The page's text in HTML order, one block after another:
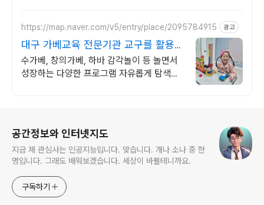
https://map.naver.com/v5/entry/place/2095784915 광고
대구 가베교육 전문기관 교구를 활용한
감각놀이 기관
수가베, 창의가베, 하바 감각놀이 등 놀면서
성장하는 다양한 프로그램 자유롭게 탐색하
공간정보와 인터넷지도
지금 제 관심사는 인공지능입니다. 맞습니다. 개나 소나 중 한
명입니다. 그래도 배워보겠습니다. 세상이 바뀔테니까요.
구독하기